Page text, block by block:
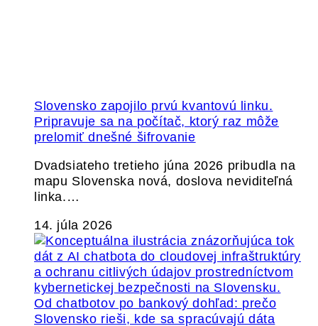
Slovensko zapojilo prvú kvantovú linku.
Pripravuje sa na počítač, ktorý raz môže
prelomiť dnešné šifrovanie
Dvadsiateho tretieho júna 2026 pribudla na
mapu Slovenska nová, doslova neviditeľná
linka.…
14. júla 2026
Od chatbotov po bankový dohľad: prečo
Slovensko rieši, kde sa spracúvajú dáta